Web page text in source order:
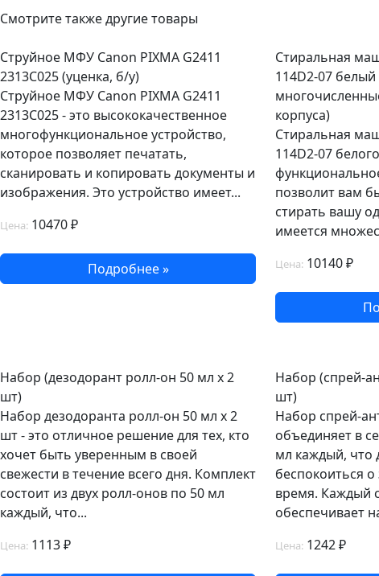
Смотрите также другие товары
Струйное МФУ Canon PIXMA G2411
2313C025 (уценка, б/у)
Струйное МФУ Canon PIXMA G2411
2313C025 - это высококачественное
многофункциональное устройство,
которое позволяет печатать,
сканировать и копировать документы и
изображения. Это устройство имеет...
Цена: 10470 ₽
Подробнее »
Стиральная
114D2-07 белый
корпуса)
Стиральная
114D2-07
позволит вам
стирать вашу
имеется
Цена: 10140 ₽
Набор (дезодорант ролл-он 50 мл х 2
шт)
Набор дезодоранта ролл-он 50 мл х 2
шт - это отличное решение для тех, кто
хочет быть уверенным в своей
свежести в течение всего дня. Комплект
состоит из двух ролл-онов по 50 мл
каждый, что...
Цена: 1113 ₽
Набор (спрей-
шт)
Набор спрей-
объединяет в
мл каждый, что
беспокоиться о
время. Каждый
обеспечивает
Цена: 1242 ₽